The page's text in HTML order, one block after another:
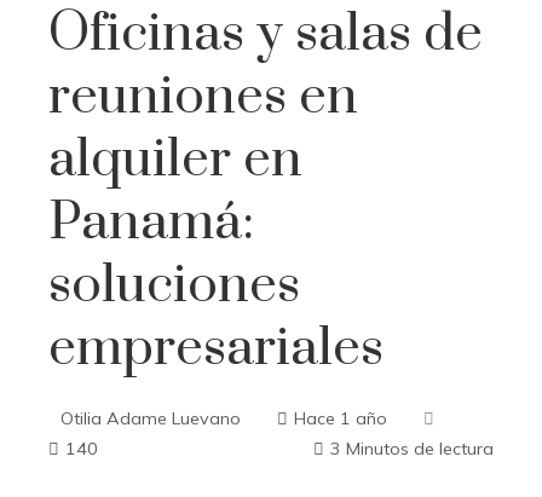
Oficinas y salas de
reuniones en
alquiler en
Panamá:
soluciones
empresariales
Otilia Adame Luevano
Hace 1 año
140
3 Minutos de lectura